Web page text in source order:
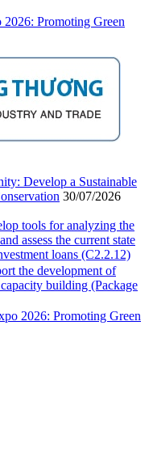
Promoting Green
Develop a Sustainable
30/07/2026
tools for analyzing the
assess the current state
loans (C2.2.12)
the development of
building (Package
2026: Promoting Green